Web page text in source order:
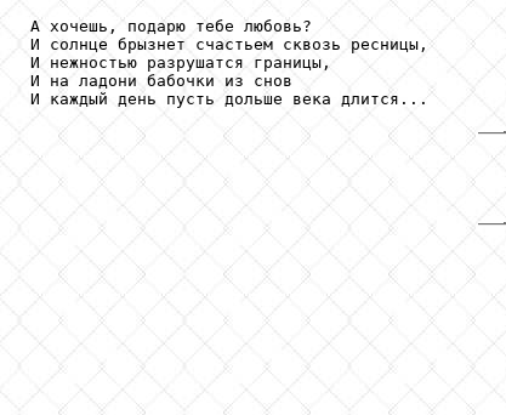
А хочешь, подарю тебе любовь?
И солнце брызнет счастьем сквозь ресницы,
И нежностью разрушатся границы,
И на ладони бабочки из снов
И каждый день пусть дольше века длится...